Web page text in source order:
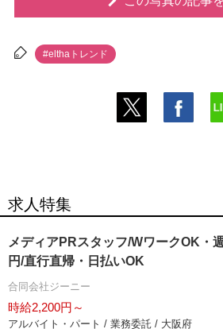
#elthaトレンド
求人特集
メディアPRスタッフ/WワークOK・
円/直行直帰・日払いOK
合同会社ジーニー
時給2,200円～
アルバイト・パート / 業務委託 / 大阪府